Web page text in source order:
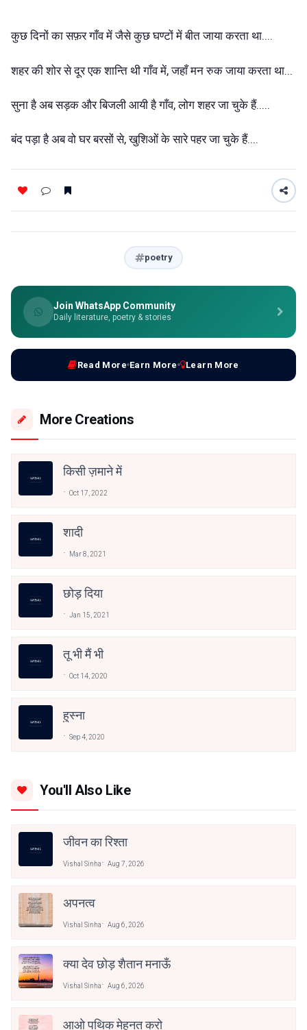
कुछ दिनों का सफ़र गाँव में जैसे कुछ घण्टों में बीत जाया करता था....
शहर की शोर से दूर एक शान्ति थी गाँव में, जहाँ मन रुक जाया करता था...
सुना है अब सड़क और बिजली आयी है गाँव, लोग शहर जा चुके हैं.....
बंद पड़ा है अब वो घर बरसों से, खुशिओं के सारे पहर जा चुके हैं....
poetry
Join WhatsApp Community
Daily literature, poetry & stories
Read More Earn More Learn More
More Creations
किसी ज़माने में
Oct 17, 2022
शादी
Mar 8, 2021
छोड़ दिया
Jan 15, 2021
तू भी मैं भी
Oct 14, 2020
हुस्ना
Sep 4, 2020
You'll Also Like
जीवन का रिश्ता
Vishal Sinha Aug 7, 2026
अपनत्व
Vishal Sinha Aug 6, 2026
क्या देव छोड़ शैतान मनाऊँ
Vishal Sinha Aug 6, 2026
आओ पथिक मेहनत करो